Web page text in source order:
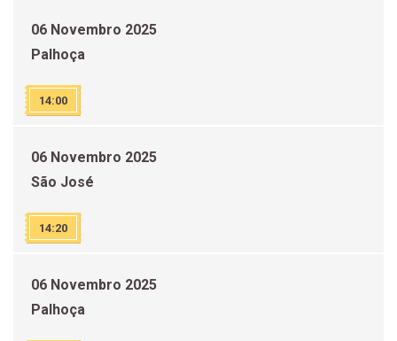
06 Novembro 2025
Palhoça
14:00
06 Novembro 2025
São José
14:20
06 Novembro 2025
Palhoça